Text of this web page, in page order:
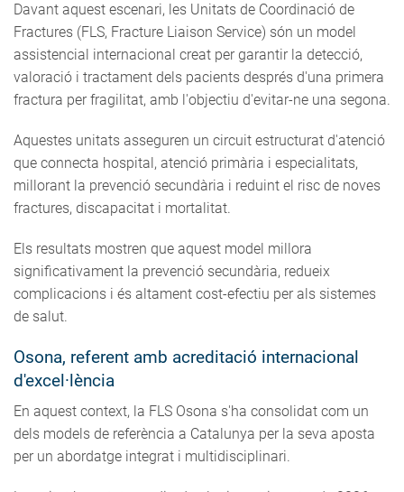
Davant aquest escenari, les Unitats de Coordinació de
Fractures (FLS, Fracture Liaison Service) són un model
assistencial internacional creat per garantir la detecció,
valoració i tractament dels pacients després d'una primera
fractura per fragilitat, amb l'objectiu d'evitar-ne una segona.
Aquestes unitats asseguren un circuit estructurat d'atenció
que connecta hospital, atenció primària i especialitats,
millorant la prevenció secundària i reduint el risc de noves
fractures, discapacitat i mortalitat.
Els resultats mostren que aquest model millora
significativament la prevenció secundària, redueix
complicacions i és altament cost-efectiu per als sistemes
de salut.
Osona, referent amb acreditació internacional
d'excel·lència
En aquest context, la FLS Osona s'ha consolidat com un
dels models de referència a Catalunya per la seva aposta
per un abordatge integrat i multidisciplinari.